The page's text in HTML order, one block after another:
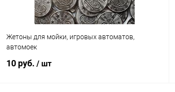
Жетоны для мойки, игровых автоматов,
автомоек
10 руб. / шт